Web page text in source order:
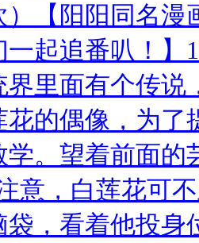
）【阳阳同名漫
一起追番叭！】
界里面有个传
花的偶像，为
学。望着前面
意，白莲花可
袋，看着他投